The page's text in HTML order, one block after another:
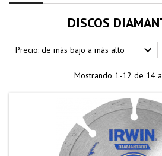
DISCOS
Precio: de más bajo a más alto 
Mostrando 1-12 de 14